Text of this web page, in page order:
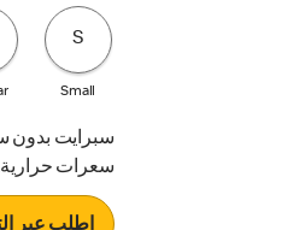
S
Small
سبرايت بدون
سعرات
اطلب عبر